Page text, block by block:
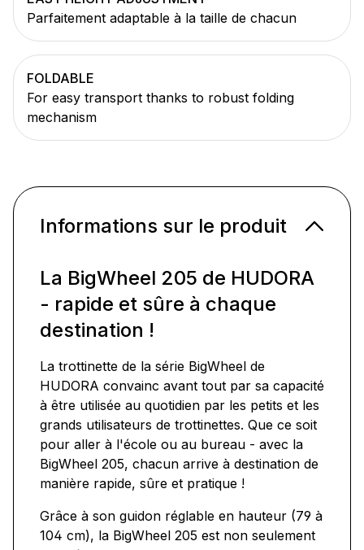
Parfaitement adaptable à la taille de chacun
FOLDABLE
For easy transport thanks to robust folding
mechanism
Informations sur le produit
La BigWheel 205 de HUDORA
- rapide et sûre à chaque
destination !
La trottinette de la série BigWheel de
HUDORA convainc avant tout par sa capacité
à être utilisée au quotidien par les petits et les
grands utilisateurs de trottinettes. Que ce soit
pour aller à l'école ou au bureau - avec la
BigWheel 205, chacun arrive à destination de
manière rapide, sûre et pratique !
Grâce à son guidon réglable en hauteur (79 à
104 cm), la BigWheel 205 est non seulement